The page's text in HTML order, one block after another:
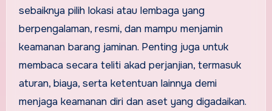
sebaiknya pilih lokasi atau lembaga yang
berpengalaman, resmi, dan mampu menjamin
keamanan barang jaminan. Penting juga untuk
membaca secara teliti akad perjanjian, termasuk
aturan, biaya, serta ketentuan lainnya demi
menjaga keamanan diri dan aset yang digadaikan.